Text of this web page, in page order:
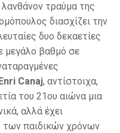
τραύμα της
διασχίζει την
δυο δεκαετίες
μεγάλο βαθμό σε
Enri Canaj, αντίστοιχα,
του 21ου αιώνα μια
αλλά έχει
των παιδικών χρόνων